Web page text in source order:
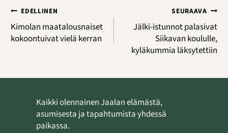
Artikkelien
selaus
EDELLINEN
Kimolan maatalousnaiset
kokoontuivat vielä kerran
SEURAAVA
Jälki-istunnot palasivat
Siikavan koululle,
kyläkummia läksytettiin
Kaikki olennainen Jaalan elämästä,
asumisesta ja tapahtumista yhdessä
paikassa.